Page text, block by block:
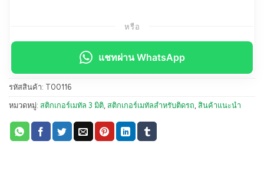
หรือ
แชทผ่าน WhatsApp
รหัสสินค้า: T00116
หมวดหมู่: สติกเกอร์เมทัล 3 มิติ สติกเกอร์เมทัลสำหรับติดรถ สินค้าแนะนำ